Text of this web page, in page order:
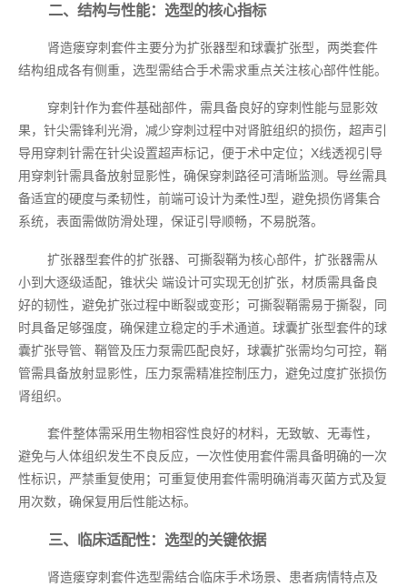
二、结构与性能：选型的核心指标
肾造瘘穿刺套件主要分为扩张器型和球囊扩张型，两类套件
结构组成各有侧重，选型需结合手术需求重点关注核心部件性能。
穿刺针作为套件基础部件，需具备良好的穿刺性能与显影效
果，针尖需锋利光滑，减少穿刺过程中对肾脏组织的损伤，超声引
导用穿刺针需在针尖设置超声标记，便于术中定位；X线透视引导
用穿刺针需具备放射显影性，确保穿刺路径可清晰监测。导丝需具
备适宜的硬度与柔韧性，前端可设计为柔性J型，避免损伤肾集合
系统，表面需做防滑处理，保证引导顺畅，不易脱落。
扩张器型套件的扩张器、可撕裂鞘为核心部件，扩张器需从
小到大逐级适配，锥状尖 端设计可实现无创扩张，材质需具备良
好的韧性，避免扩张过程中断裂或变形；可撕裂鞘需易于撕裂，同
时具备足够强度，确保建立稳定的手术通道。球囊扩张型套件的球
囊扩张导管、鞘管及压力泵需匹配良好，球囊扩张需均匀可控，鞘
管需具备放射显影性，压力泵需精准控制压力，避免过度扩张损伤
肾组织。
套件整体需采用生物相容性良好的材料，无致敏、无毒性，
避免与人体组织发生不良反应，一次性使用套件需具备明确的一次
性标识，严禁重复使用；可重复使用套件需明确消毒灭菌方式及复
用次数，确保复用后性能达标。
三、临床适配性：选型的关键依据
肾造瘘穿刺套件选型需结合临床手术场景、患者病情特点及